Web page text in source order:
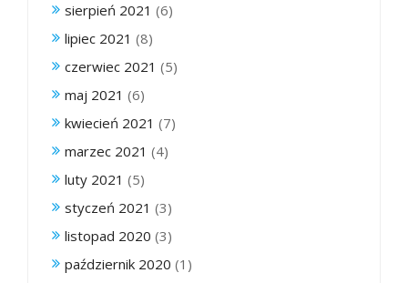
sierpień 2021 (6)
lipiec 2021 (8)
czerwiec 2021 (5)
maj 2021 (6)
kwiecień 2021 (7)
marzec 2021 (4)
luty 2021 (5)
styczeń 2021 (3)
listopad 2020 (3)
październik 2020 (1)